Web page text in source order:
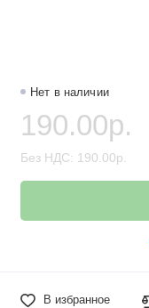
Нет в наличии
190.00р.
Без НДС: 190.00р.
В избранное